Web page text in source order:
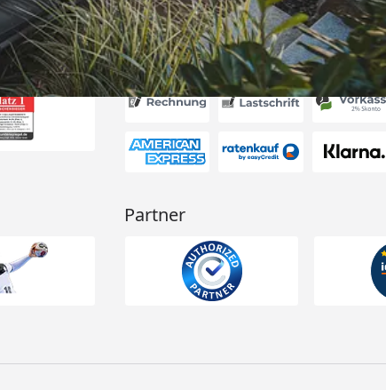
Akzeptierte Zahlungsarten
Partner